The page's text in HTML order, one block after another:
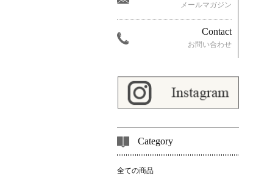
メールマガジン
Contact
お問い合わせ
Category
全ての商品